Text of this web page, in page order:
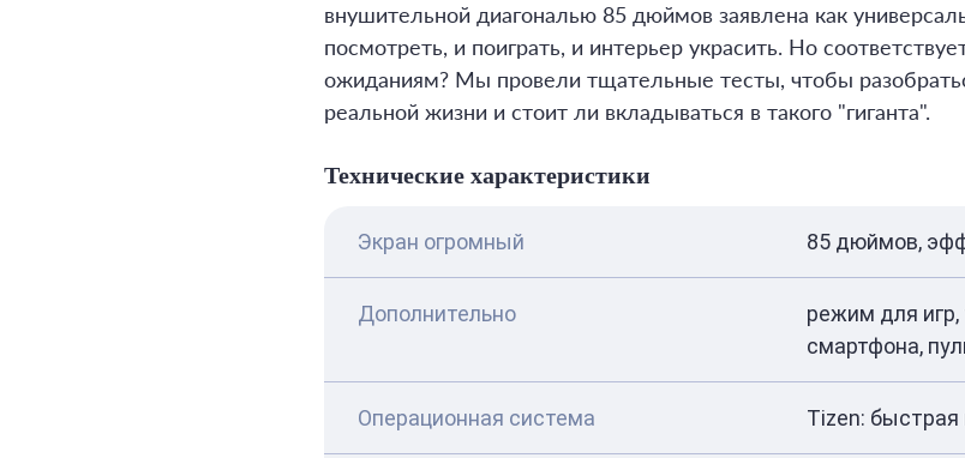
внушительной диагональю 85 дюймов заявлена как
посмотреть, и поиграть, и интерьер украсить. Но
ожиданиям? Мы провели тщательные тесты, чтобы
реальной жизни и стоит ли вкладываться в такого "гиганта".
Технические характеристики
Экран огромный 85 дюймов,
Дополнительно
режим для игр,
смартфона,
Операционная система Tizen: